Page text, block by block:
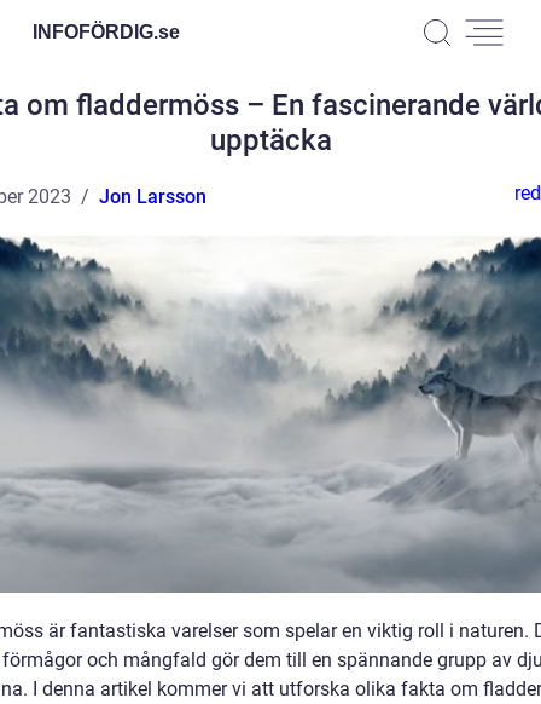
INFOFÖRDIG.se
om fladdermöss – En fascinerande
upptäcka
2023 Jon Larsson
är fantastiska varelser som spelar en viktig roll i naturen.
och mångfald gör dem till en spännande grupp av
I denna artikel kommer vi att utforska olika fakta om